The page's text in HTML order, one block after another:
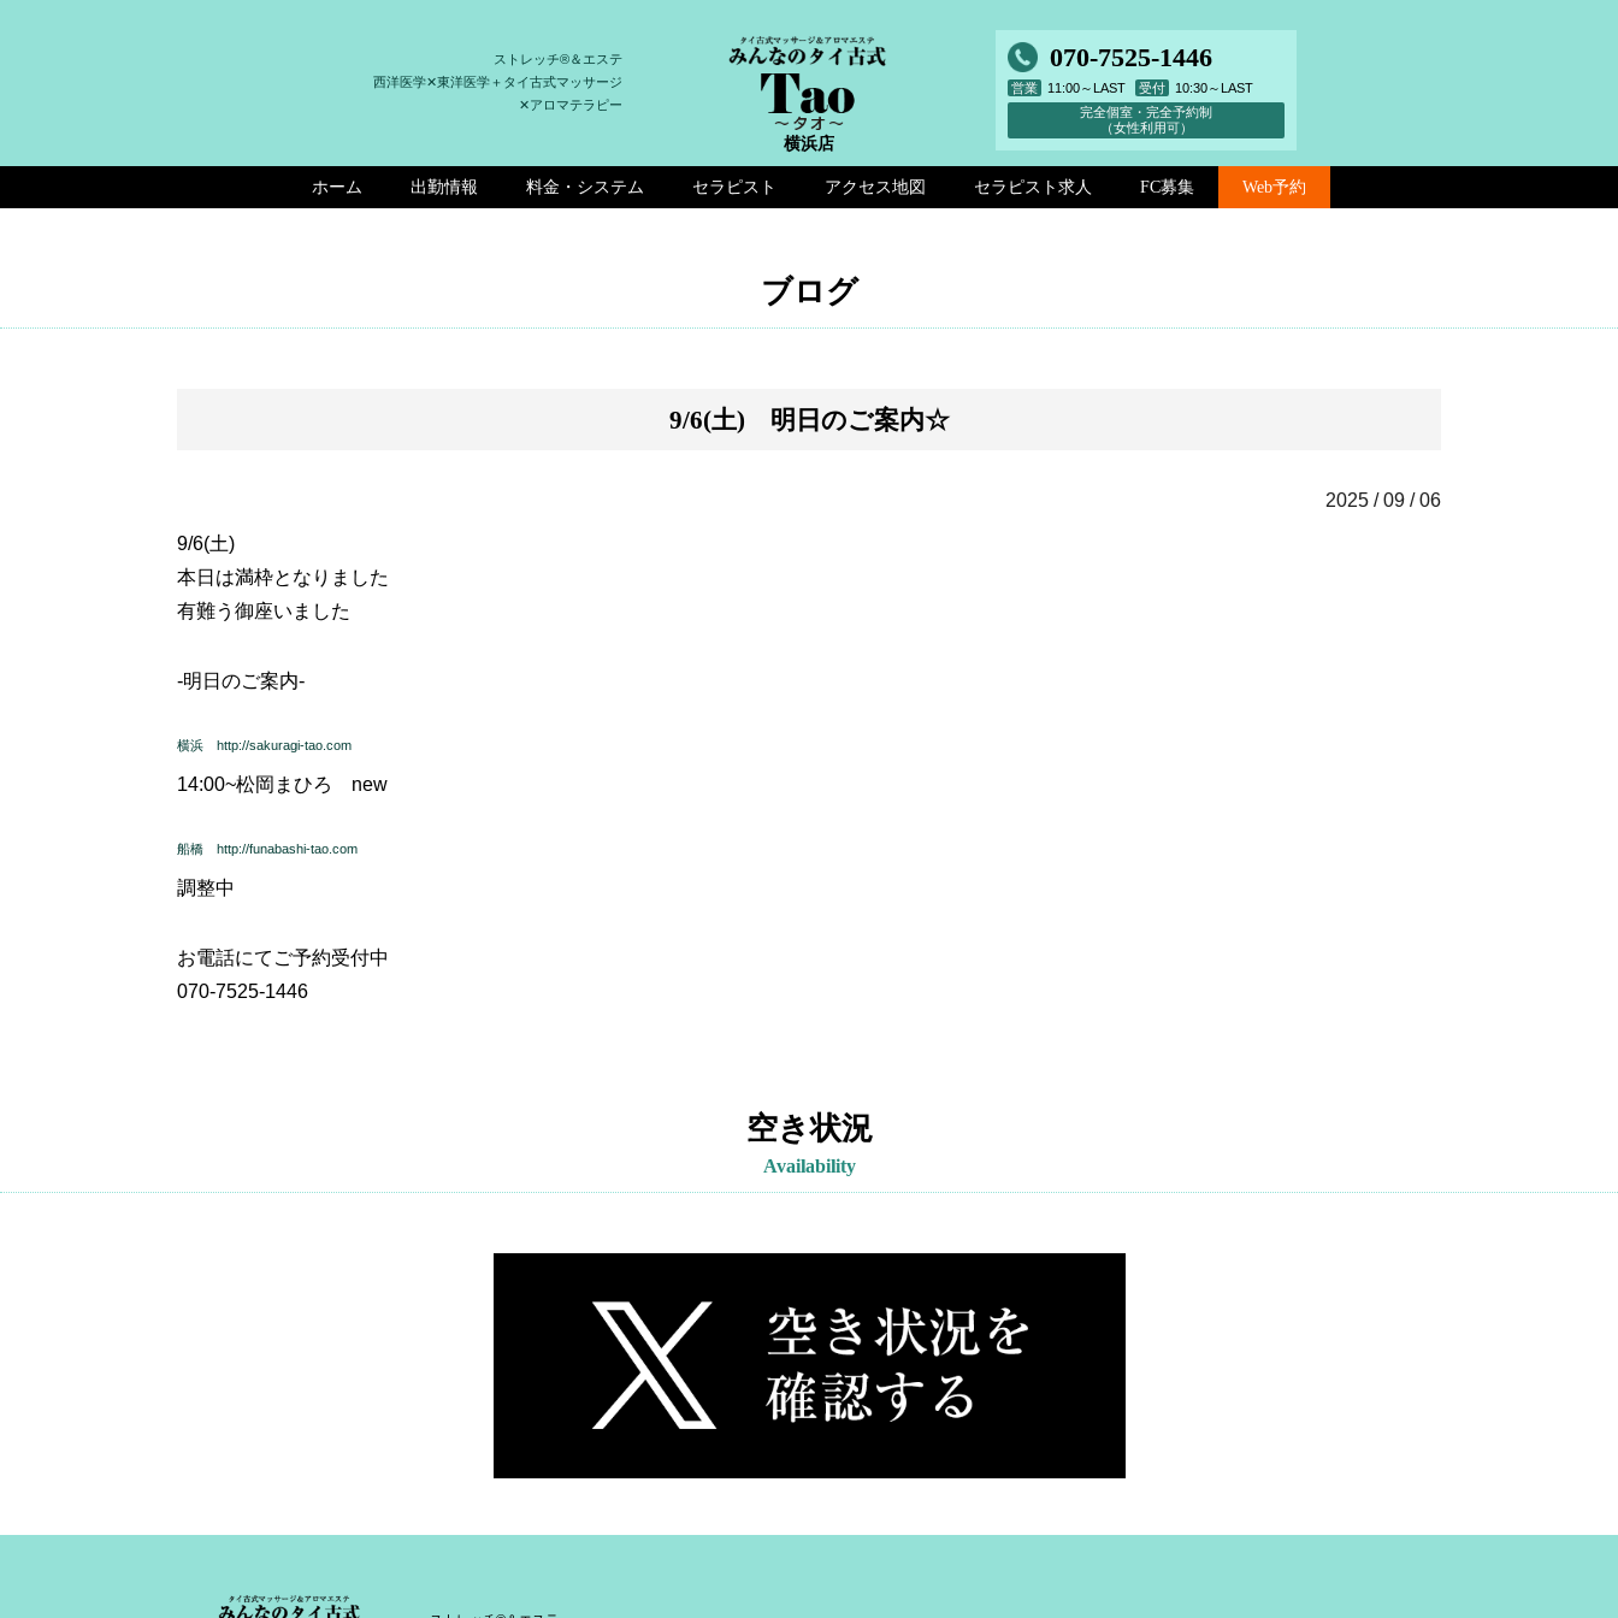
ストレッチ®＆エステ
西洋医学✕東洋医学＋タイ古式マッサージ
✕アロマテラピー
横浜店
070-7525-1446
営業 11:00～LAST 受付
10:30～LAST
完全個室・完全予約制
（女性利用可）
ホーム 出勤情報 料金・システム セラピスト アクセス地図 セラピスト求人 FC募集 Web予約
ブログ
9/6(土) 明日のご案内☆
2025 / 09 / 06
9/6(土)
本日は満枠となりました
有難う御座いました
-明日のご案内-
横浜 http://sakuragi-tao.com
14:00~松岡まひろ new
船橋 http://funabashi-tao.com
調整中
お電話にてご予約受付中
070-7525-1446
空き状況
Availability